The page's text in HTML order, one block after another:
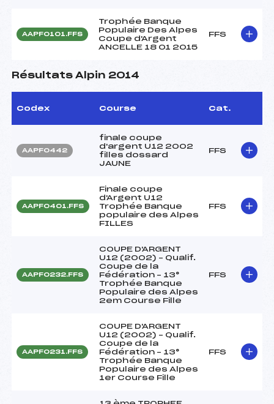
AAPF0101.FFS
Trophée Banque
Populaire Des Alpes
Coupe d'Argent
ANCELLE 18 01 2015
FFS
Résultats Alpin 2014
Codex Course Cat.
AAPF0442
finale coupe
d'argent U12 2002
filles dossard
JAUNE
FFS
AAPF0401.FFS
Finale coupe
d'Argent U12
Trophée Banque
populaire des Alpes
FILLES
FFS
AAPF0232.FFS
COUPE D'ARGENT
U12 (2002) – Qualif.
Coupe de la
Fédération – 13°
Trophée Banque
Populaire des Alpes
2em Course Fille
FFS
AAPF0231.FFS
COUPE D'ARGENT
U12 (2002) – Qualif.
Coupe de la
Fédération – 13°
Trophée Banque
Populaire des Alpes
1er Course Fille
FFS